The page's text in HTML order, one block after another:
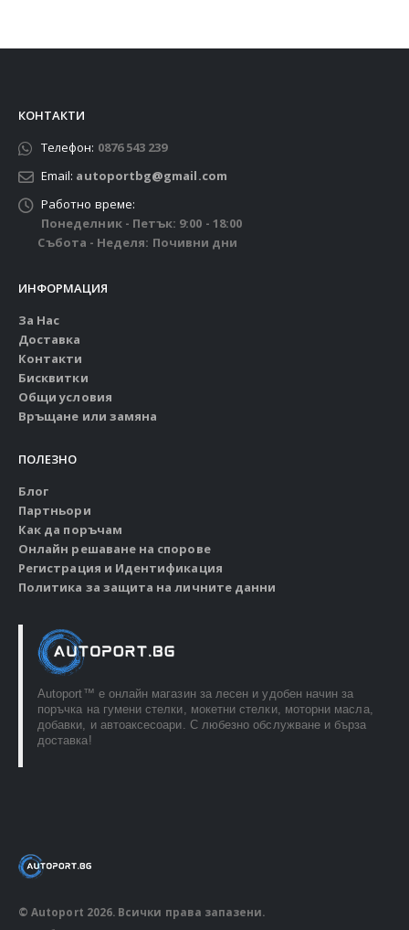
КОНТАКТИ
Телефон: 0876 543 239
Email: autoportbg@gmail.com
Работно време:
Понеделник - Петък: 9:00 - 18:00
Събота - Неделя: Почивни дни
ИНФОРМАЦИЯ
За Нас
Доставка
Контакти
Бисквитки
Общи условия
Връщане или замяна
ПОЛЕЗНО
Блог
Партньори
Как да поръчам
Онлайн решаване на спорове
Регистрация и Идентификация
Политика за защита на личните данни
Autoport™ e онлайн магазин за лесен и удобен начин за
поръчка на гумени стелки, мокетни стелки, моторни масла,
добавки, и автоаксесоари. С любезно обслужване и бърза
доставка!
© Autoport 2026. Всички права запазени.